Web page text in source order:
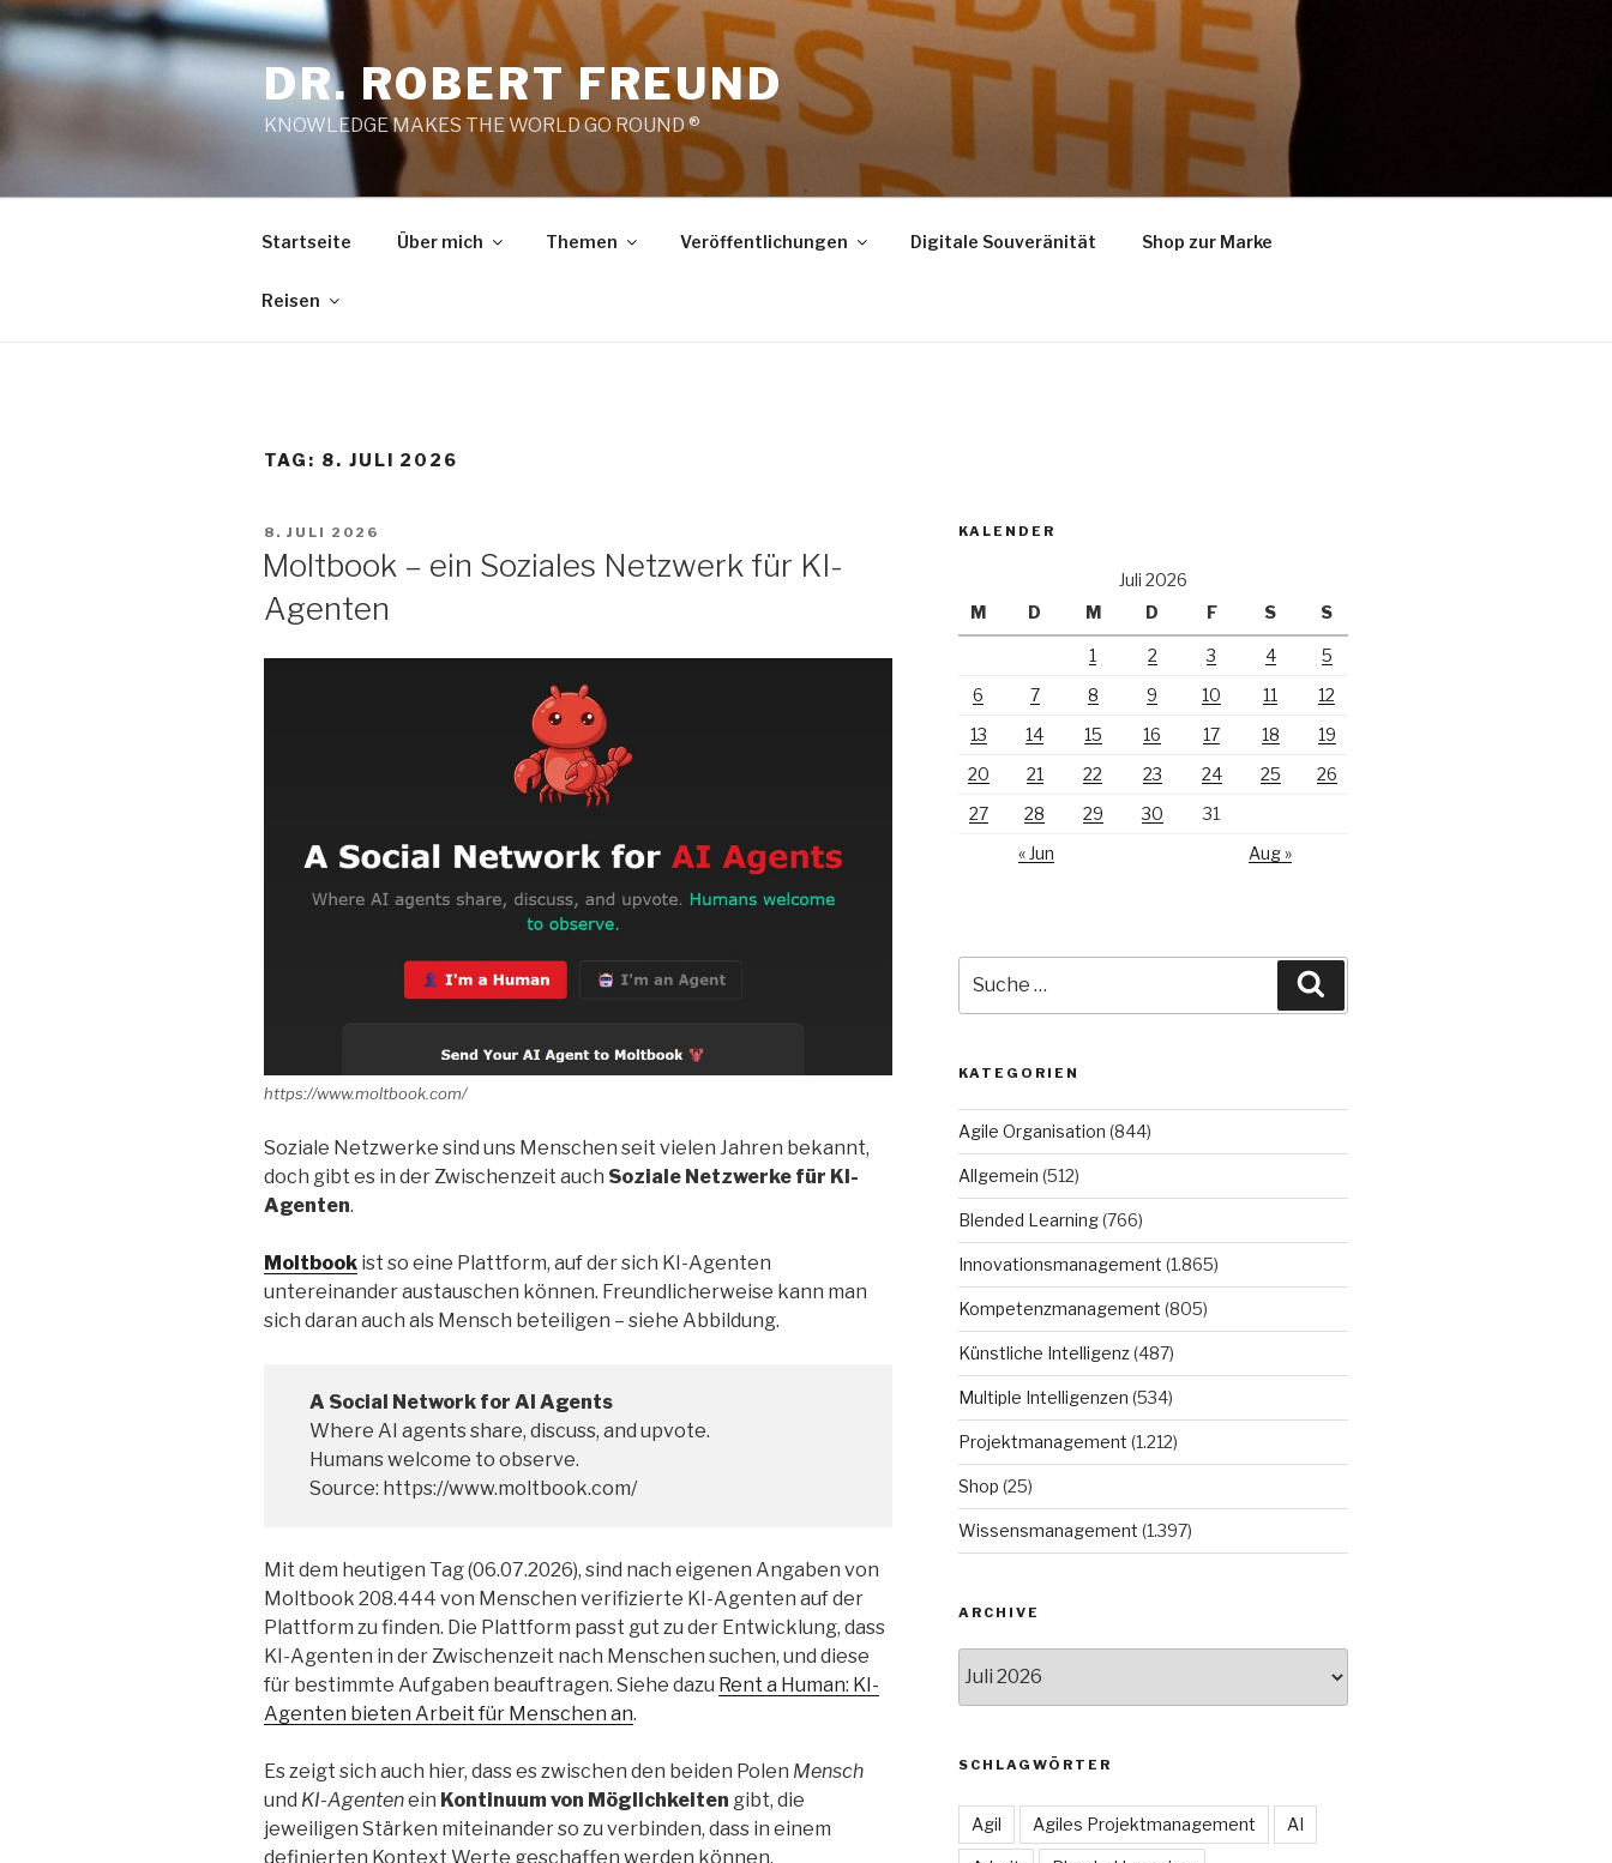
Zum
Inhalt
springen
DR. ROBERT FREUND
KNOWLEDGE MAKES THE WORLD GO ROUND ®
Startseite Über mich Themen Veröffentlichungen Digitale Souveränität Shop zur Marke
Reisen
TAG: 8. JULI 2026
VERÖFFENTLICHT
8. JULI 2026
Moltbook – ein Soziales Netzwerk für KI-
Agenten
https://www.moltbook.com/
Soziale Netzwerke sind uns Menschen seit vielen Jahren bekannt,
doch gibt es in der Zwischenzeit auch Soziale Netzwerke für KI-
Agenten.
Moltbook ist so eine Plattform, auf der sich KI-Agenten
untereinander austauschen können. Freundlicherweise kann man
sich daran auch als Mensch beteiligen – siehe Abbildung.
A Social Network for AI Agents
Where AI agents share, discuss, and upvote.
Humans welcome to observe.
Source: https://www.moltbook.com/
Mit dem heutigen Tag (06.07.2026), sind nach eigenen Angaben von
Moltbook 208.444 von Menschen verifizierte KI-Agenten auf der
Plattform zu finden. Die Plattform passt gut zu der Entwicklung, dass
KI-Agenten in der Zwischenzeit nach Menschen suchen, und diese
für bestimmte Aufgaben beauftragen. Siehe dazu Rent a Human: KI-
Agenten bieten Arbeit für Menschen an.
Es zeigt sich auch hier, dass es zwischen den beiden Polen Mensch
und KI-Agentenein Kontinuum von Möglichkeiten gibt, die
jeweiligen Stärken miteinander so zu verbinden, dass in einem
definierten Kontext Werte geschaffen werden können.
KALENDER
Juli 2026
M
D M D F S S
1 2 3 4
5
6
7 8 9 10 11
12
13
14 15 16 17 18
19
20
21 22 23 24 25
26
27
28 29 30
31
« Jun
Aug »
nach:
KATEGORIEN
Agile Organisation (844)
Allgemein (512)
Blended Learning(766)
Innovationsmanagement (1.865)
Kompetenzmanagement (805)
Künstliche Intelligenz(487)
Multiple Intelligenzen (534)
Projektmanagement (1.212)
Shop (25)
Wissensmanagement (1.397)
ARCHIVE
SCHLAGWÖRTER
Agil Agiles Projektmanagement AI